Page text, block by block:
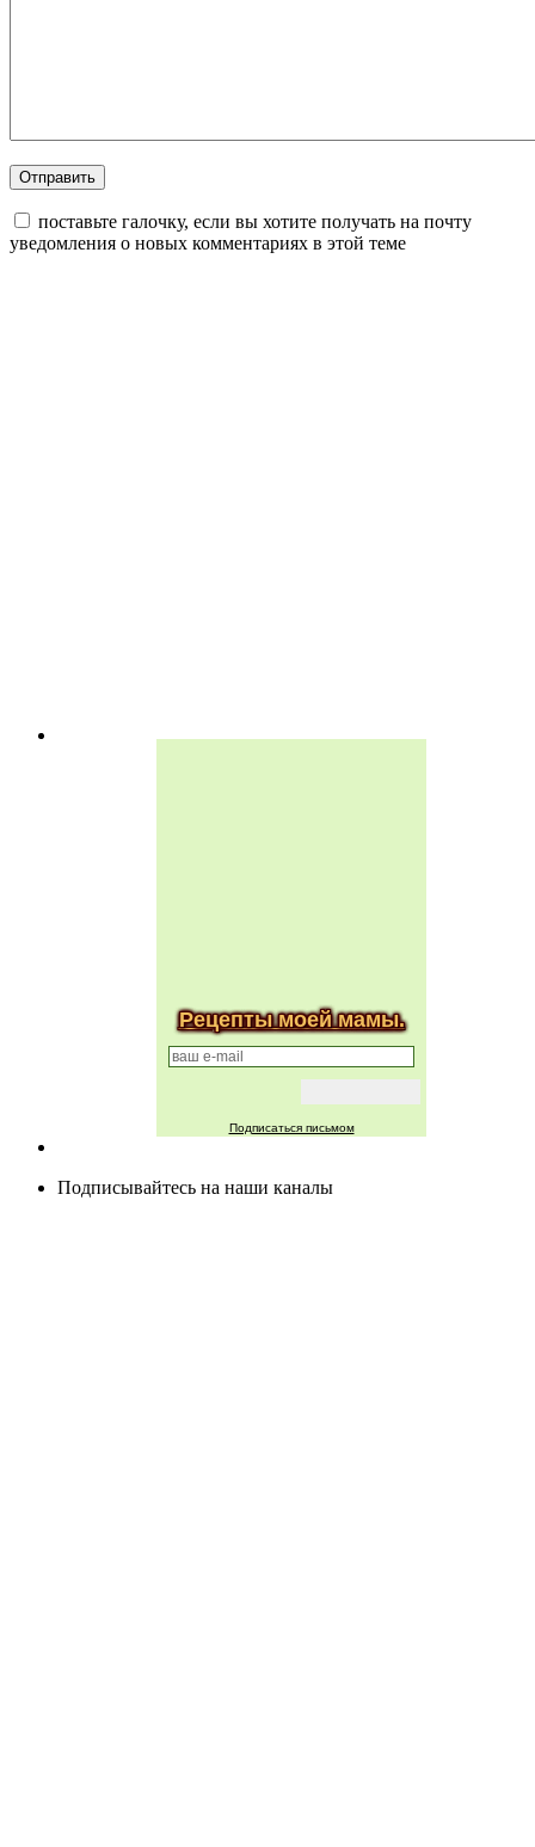
поставьте галочку, если вы хотите получать на почту
уведомления о новых комментариях в этой теме
Рецепты моей мамы.
Подписаться письмом
Подписывайтесь на наши каналы